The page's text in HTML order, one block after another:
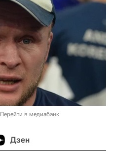
Перейти в медиабанк
Дзен